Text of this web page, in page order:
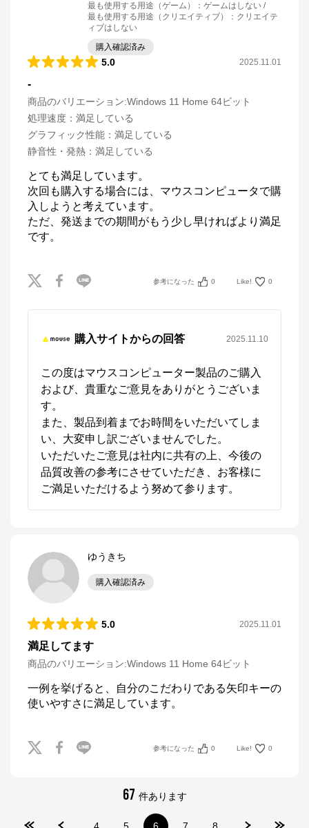
最も使用する用途（ゲーム）
： ゲームはしない
最も使用する用途（クリエイティブ）
： クリエイテ
ィブはしない
購入確認済み
5.0 2025.11.01
-
商品のバリエーション:Windows 11 Home 64ビット
処理速度 ： 満足している
グラフィック性能 ： 満足している
静音性・発熱 ： 満足している
とても満足しています。
次回も購入する場合には、マウスコンピュータで購
入しようと考えています。
ただ、発送までの期間がもう少し早ければより満足
です。
参考になった 0 Like! 0
購入サイトからの回答 2025.11.10
この度はマウスコンピューター製品のご購入
および、貴重なご意見をありがとうございま
す。
また、製品到着までお時間をいただいてしま
い、大変申し訳ございませんでした。
いただいたご意見は社内に共有の上、今後の
品質改善の参考にさせていただき、お客様に
ご満足いただけるよう努めて参ります。
ゆうきち
購入確認済み
5.0 2025.11.01
満足してます
商品のバリエーション:Windows 11 Home 64ビット
一例を挙げると、自分のこだわりである矢印キーの
使いやすさに満足しています。
参考になった 0 Like! 0
67 件あります
マウスコンピューター[公式]